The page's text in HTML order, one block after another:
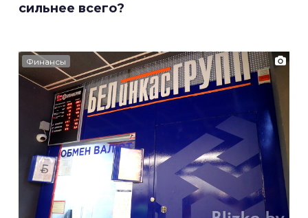
сильнее всего?
Финансы